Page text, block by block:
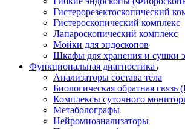
Гистерорезектоскопический
Гистероскопический комплекс
Лапароскопический комплекс
Мойки для эндоскопов
Шкафы для хранения и сушки
Функциональная диагностика
Анализаторы состава тела
Биологическая обратная связь
Комплексы суточного
Метаболографы
Нейромиоанализаторы